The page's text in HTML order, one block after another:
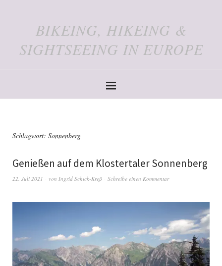
BIKEING, HIKEING &
SIGHTSEEING IN EUROPE
Schlagwort: Sonnenberg
Genießen auf dem Klostertaler Sonnenberg
22. Juli 2021 von Ingrid Schick-Kreß Schreibe einen Kommentar